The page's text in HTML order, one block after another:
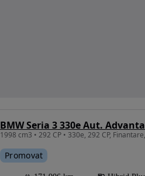
BMW Seria 3 330e Aut.
1998 cm3 • 292 CP • 330e, 292 CP,
Promovat